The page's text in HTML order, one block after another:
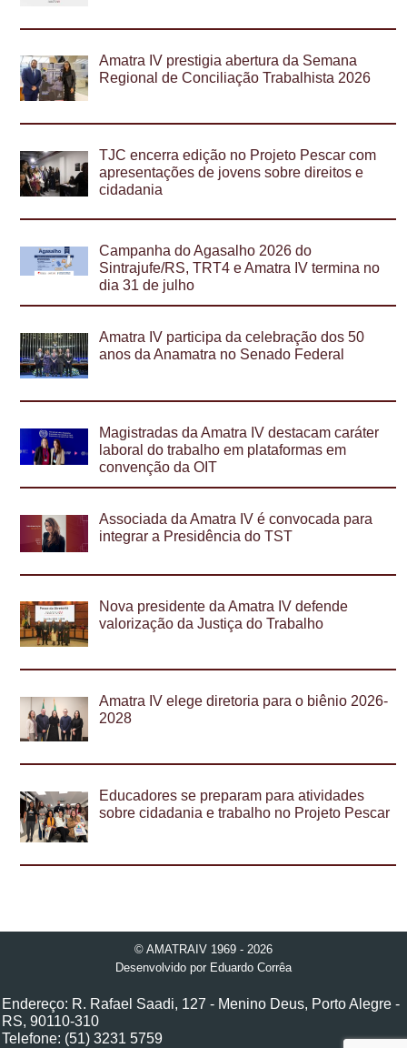
Amatra IV prestigia abertura da Semana
Regional de Conciliação Trabalhista 2026
TJC encerra edição no Projeto Pescar com
apresentações de jovens sobre direitos e
cidadania
Campanha do Agasalho 2026 do
Sintrajufe/RS, TRT4 e Amatra IV termina no
dia 31 de julho
Amatra IV participa da celebração dos 50
anos da Anamatra no Senado Federal
Magistradas da Amatra IV destacam caráter
laboral do trabalho em plataformas em
convenção da OIT
Associada da Amatra IV é convocada para
integrar a Presidência do TST
Nova presidente da Amatra IV defende
valorização da Justiça do Trabalho
Amatra IV elege diretoria para o biênio 2026-
2028
Educadores se preparam para atividades
sobre cidadania e trabalho no Projeto Pescar
© AMATRAIV 1969 - 2026
Desenvolvido por Eduardo Corrêa
Endereço: R. Rafael Saadi, 127 - Menino Deus, Porto Alegre -
RS, 90110-310
Telefone: (51) 3231 5759